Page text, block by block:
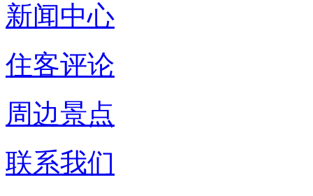
新闻中心
住客评论
周边景点
联系我们